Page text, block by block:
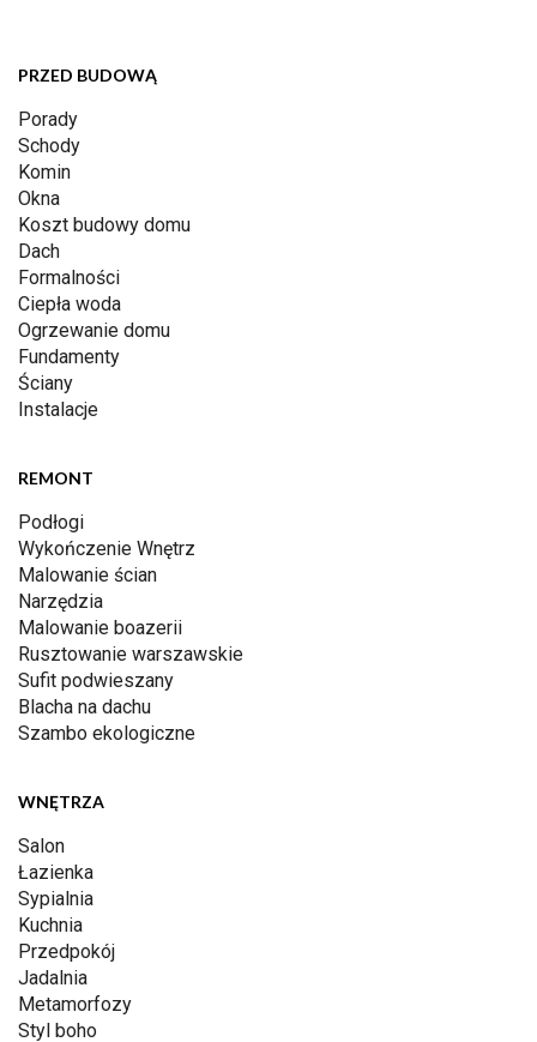
PRZED BUDOWĄ
Porady
Schody
Komin
Okna
Koszt budowy domu
Dach
Formalności
Ciepła woda
Ogrzewanie domu
Fundamenty
Ściany
Instalacje
REMONT
Podłogi
Wykończenie Wnętrz
Malowanie ścian
Narzędzia
Malowanie boazerii
Rusztowanie warszawskie
Sufit podwieszany
Blacha na dachu
Szambo ekologiczne
WNĘTRZA
Salon
Łazienka
Sypialnia
Kuchnia
Przedpokój
Jadalnia
Metamorfozy
Styl boho